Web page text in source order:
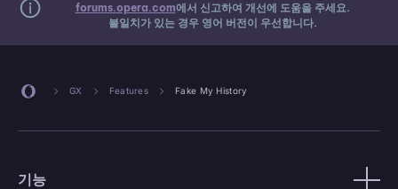
forums.opera.com에서 신고하여 개선에 도움을 주세요.
불일치가 있는 경우 영어 버전이 우선합니다.
GX Features Fake My History
기능